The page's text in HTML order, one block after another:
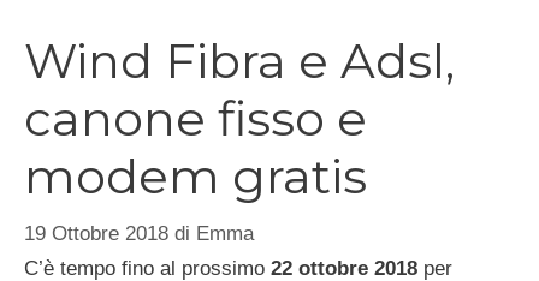
Wind Fibra e Adsl,
canone fisso e
modem gratis
19 Ottobre 2018 di Emma
C’è tempo fino al prossimo 22 ottobre 2018 per